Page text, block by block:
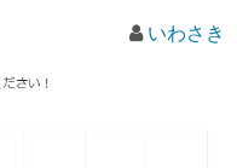
いわさき